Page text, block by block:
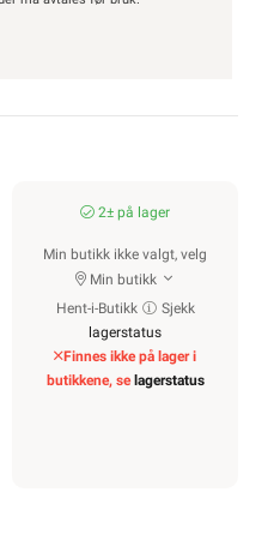
2± på lager
Min butikk ikke valgt, velg
Min butikk
Hent-i-Butikk
Sjekk
lagerstatus
Finnes ikke på lager i
butikkene, se lagerstatus